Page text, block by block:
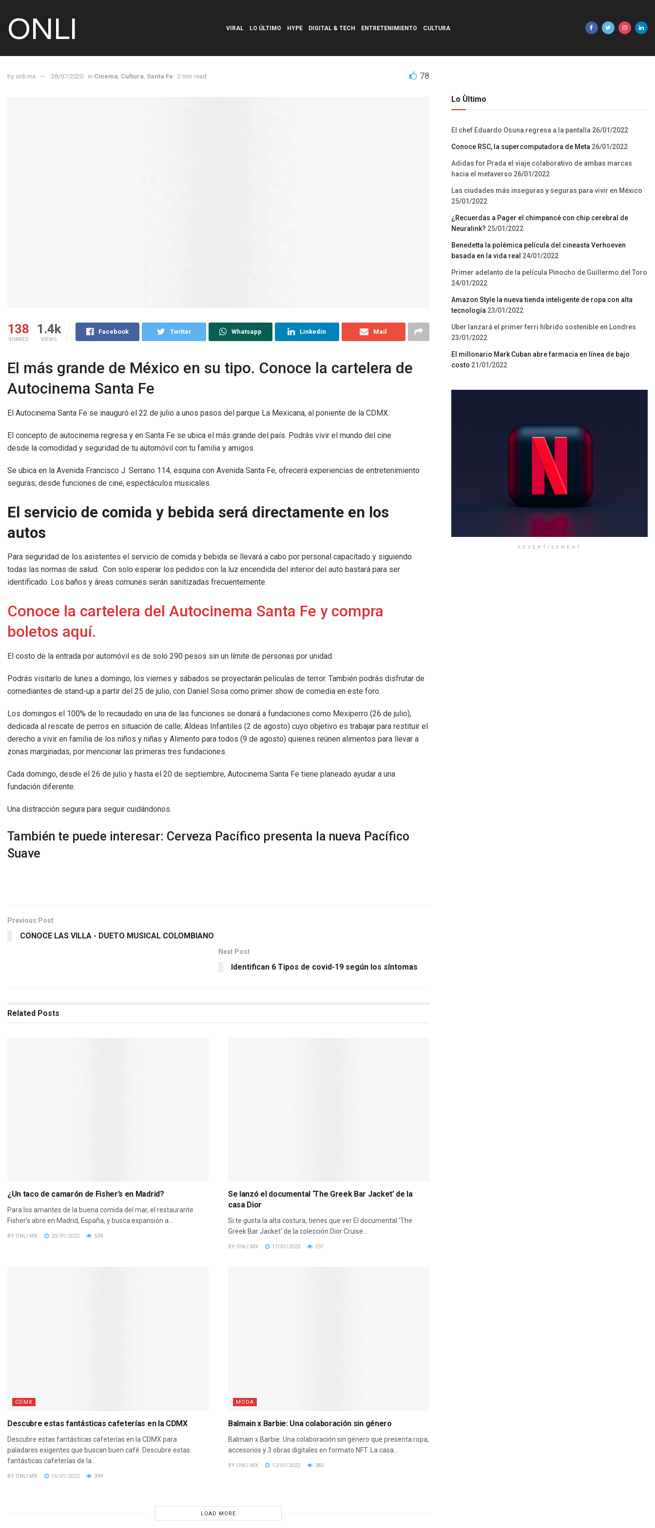
ONLI VIRAL LO ÚLTIMO HYPE DIGITAL & TECH ENTRETENIMIENTO CULTURA
by onli mx 28/07/2020 in Cinema, Cultura, Santa Fe 2 min read 78
138
SHARES
1.4k
VIEWS
Facebook Twitter Whatsapp Linkedin Mail
El más grande de México en su tipo. Conoce la cartelera de
Autocinema Santa Fe
El Autocinema Santa Fe se inauguró el 22 de julio a unos pasos del parque La Mexicana, al poniente de la CDMX.
El concepto de autocinema regresa y en Santa Fe se ubica el más grande del país. Podrás vivir el mundo del cine
desde la comodidad y seguridad de tu automóvil con tu familia y amigos.
Se ubica en la Avenida Francisco J. Serrano 114, esquina con Avenida Santa Fe, ofrecerá experiencias de entretenimiento
seguras; desde funciones de cine, espectáculos musicales.
El servicio de comida y bebida será directamente en los
autos
Para seguridad de los asistentes el servicio de comida y bebida se llevará a cabo por personal capacitado y siguiendo
todas las normas de salud. Con solo esperar los pedidos con la luz encendida del interior del auto bastará para ser
identificado. Los baños y áreas comunes serán sanitizadas frecuentemente.
Conoce la cartelera del Autocinema Santa Fe y compra
boletos aquí.
El costo de la entrada por automóvil es de solo 290 pesos sin un límite de personas por unidad.
Podrás visitarlo de lunes a domingo, los viernes y sábados se proyectarán películas de terror. También podrás disfrutar de
comediantes de stand-up a partir del 25 de julio, con Daniel Sosa como primer show de comedia en este foro.
Los domingos el 100% de lo recaudado en una de las funciones se donará a fundaciones como Mexiperro (26 de julio),
dedicada al rescate de perros en situación de calle; Aldeas Infantiles (2 de agosto) cuyo objetivo es trabajar para restituir el
derecho a vivir en familia de los niños y niñas y Alimento para todos (9 de agosto) quienes reúnen alimentos para llevar a
zonas marginadas, por mencionar las primeras tres fundaciones.
Cada domingo, desde el 26 de julio y hasta el 20 de septiembre, Autocinema Santa Fe tiene planeado ayudar a una
fundación diferente.
Una distracción segura para seguir cuidándonos.
También te puede interesar: Cerveza Pacífico presenta la nueva Pacífico
Suave
Previous Post
CONOCE LAS VILLA - DUETO MUSICAL COLOMBIANO
Next Post
Identifican 6 Tipos de covid-19 según los síntomas
Related Posts
¿Un taco de camarón de Fisher’s en Madrid?
Para los amantes de la buena comida del mar, el restaurante
Fisher’s abre en Madrid, España, y busca expansión a...
BY ONLI MX 20/01/2022 534
Se lanzó el documental ‘The Greek Bar Jacket’ de la
casa Dior
Si te gusta la alta costura, tienes que ver El documental 'The
Greek Bar Jacket' de la colección Dior Cruise...
BY ONLI MX 17/01/2022 297
CDMX
Descubre estas fantásticas cafeterías en la CDMX
Descubre estas fantásticas cafeterías en la CDMX para
paladares exigentes que buscan buen café. Descubre estas
fantásticas cafeterías de la...
BY ONLI MX 16/01/2022 399
MODA
Balmain x Barbie: Una colaboración sin género
Balmain x Barbie: Una colaboración sin género que presenta ropa,
accesorios y 3 obras digitales en formato NFT. La casa...
BY ONLI MX 12/01/2022 382
LOAD MORE
Lo Ùltimo
El chef Eduardo Osuna regresa a la pantalla 26/01/2022
Conoce RSC, la supercomputadora de Meta 26/01/2022
Adidas for Prada el viaje colaborativo de ambas marcas
hacia el metaverso 26/01/2022
Las ciudades más inseguras y seguras para vivir en México
25/01/2022
¿Recuerdas a Pager el chimpancé con chip cerebral de
Neuralink? 25/01/2022
Benedetta la polémica película del cineasta Verhoeven
basada en la vida real 24/01/2022
Primer adelanto de la película Pinocho de Guillermo del Toro
24/01/2022
Amazon Style la nueva tienda inteligente de ropa con alta
tecnología 23/01/2022
Uber lanzará el primer ferri híbrido sostenible en Londres
23/01/2022
El millonario Mark Cuban abre farmacia en línea de bajo
costo 21/01/2022
ADVERTISEMENT